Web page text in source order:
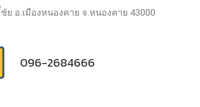
ย อ.เมืองหนองคาย จ.หนองคาย 43000
096-2684666